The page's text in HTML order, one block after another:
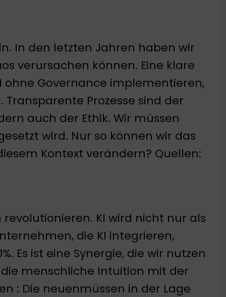
In den letzten Jahren haben wir
verursachen können. Eine klare
ohne Governance implementieren,
Transparente Prozesse sind der
auch der Ethik. Wir müssen
wird. Nur so können wir das
Kontext verändern? Quellen:
KI wird nicht nur als
die KI integrieren,
Es ist eine Synergie, die wir nutzen
menschliche Intuition mit der
: Die neuenmüssen in der Lage